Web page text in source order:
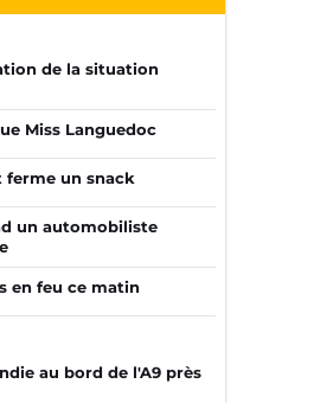
de la situation
Miss Languedoc
ferme un snack
un automobiliste
en feu ce matin
au bord de l'A9 près